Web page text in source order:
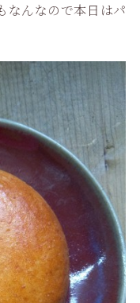
なんなので本日はパ